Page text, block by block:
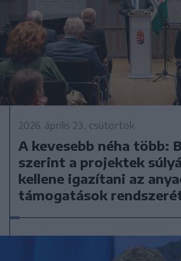
2026. április 23., csütörtök
A kevesebb néha több:
szerint a projektek
kellene igazítani az
támogatások